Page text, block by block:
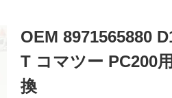
OEM 8971565880
T コマツー PC200
換